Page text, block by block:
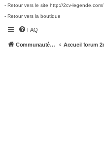
- Retour vers le site http://2cv-legende.com/
- Retour vers la boutique
FAQ
Communauté 2cv-legende.com